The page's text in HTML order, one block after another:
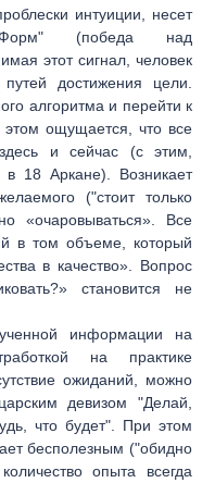
интуиции, несет
Форм" (победа над
этот сигнал, человек
достижения цели.
алгоритма и перейти к
ощущается, что все
и сейчас (с этим,
18 Аркане). Возникает
("стоит только
«очаровываться». Все
в том объеме, который
в качество». Вопрос
становится не
информации на
на практике
ожиданий, можно
девизом "Делай,
что будет". При этом
бесполезным ("обидно
опыта всегда